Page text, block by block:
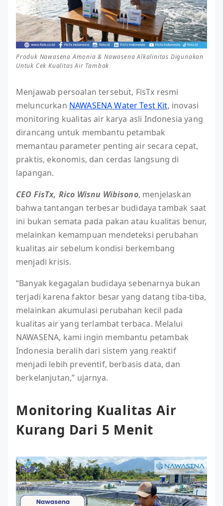
Produk Nawasena Amonia & Nawasena Alkalinitas Digunakan
Untuk Cek Kualitas Air Tambak
Menjawab persoalan tersebut, FisTx resmi
meluncurkan NAWASENA Water Test Kit, inovasi
monitoring kualitas air karya asli Indonesia yang
dirancang untuk membantu petambak
memantau parameter penting air secara cepat,
praktis, ekonomis, dan cerdas langsung di
lapangan.
CEO FisTx, Rico Wisnu Wibisono, menjelaskan
bahwa tantangan terbesar budidaya tambak saat
ini bukan semata pada pakan atau kualitas benur,
melainkan kemampuan mendeteksi perubahan
kualitas air sebelum kondisi berkembang
menjadi krisis.
“Banyak kegagalan budidaya sebenarnya bukan
terjadi karena faktor besar yang datang tiba-tiba,
melainkan akumulasi perubahan kecil pada
kualitas air yang terlambat terbaca. Melalui
NAWASENA, kami ingin membantu petambak
Indonesia beralih dari sistem yang reaktif
menjadi lebih preventif, berbasis data, dan
berkelanjutan,” ujarnya.
Monitoring Kualitas Air
Kurang Dari 5 Menit